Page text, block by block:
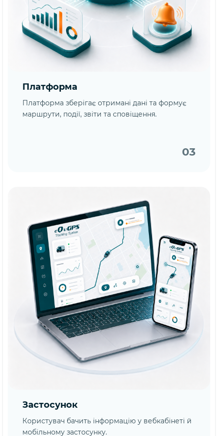
Платформа
Платформа зберігає отримані дані та формує
маршрути, події, звіти та сповіщення.
03
Застосунок
Користувач бачить інформацію у вебкабінеті й
мобільному застосунку.